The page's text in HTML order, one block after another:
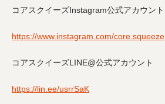
コアスクイーズInstagram公式アカウント
https://www.instagram.com/core.squeeze
コアスクイーズLINE@公式アカウント
https://lin.ee/usrrSaK